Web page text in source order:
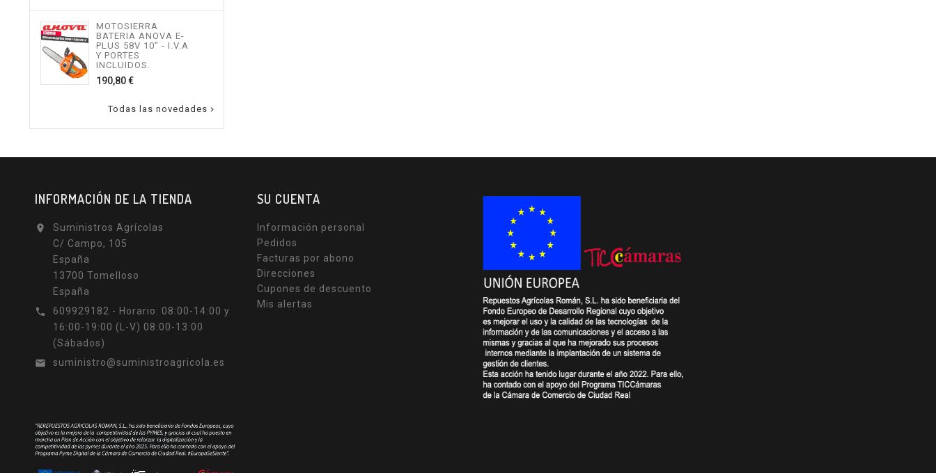
MOTOSIERRA
BATERIA ANOVA E-
PLUS 58V 10" - I.V.A
Y PORTES
INCLUIDOS.
190,80 €Precio
Todas las novedades 
INFORMACIÓN DE LA TIENDA

Suministros Agrícolas
C/ Campo, 105
España
13700 Tomelloso
España

609929182 - Horario: 08:00-14:00 y
16:00-19:00 (L-V) 08:00-13:00
(Sábados)

suministro@suministroagricola.es
SU CUENTA
Información personal
Pedidos
Facturas por abono
Direcciones
Cupones de descuento
Mis alertas